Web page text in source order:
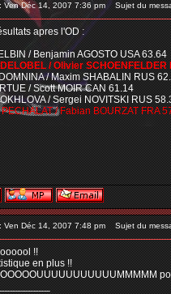
Ven Déc 14, 2007 7:36 pm Sujet du
apres l'OD :
/ Benjamin AGOSTO USA 63.64
/ Olivier SCHOENFELDER
/ Maxim SHABALIN RUS
/ Scott MOIR CAN 61.14
/ Sergei NOVITSKI RUS
/ Fabian BOURZAT FRA
Ven Déc 14, 2007 7:48 pm Sujet du
!!
en plus !!